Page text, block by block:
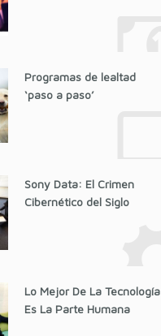
Programas de lealtad
‘paso a paso’
Sony Data: El Crimen
Cibernético del Siglo
Lo Mejor De La Tecnología
Es La Parte Humana